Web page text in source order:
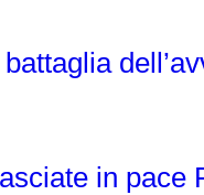
in pace